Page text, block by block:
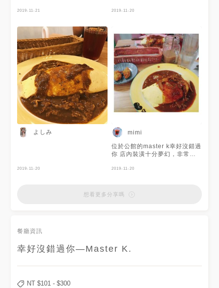
2019-11-21 2019-11-20
よしみ
2019-11-20
mimi
位於公館的master k幸好沒錯過
你 店內裝潢十分夢幻，非常粉
次的蛋包飯十分美味，是來自名
吸收到蛋皮的香氣以及醬料的美
禮拜六日:11:00~22:00 #電
2019-11-20
想看更多分享嗎
餐廳資訊
幸好沒錯過你—Master K.
NT $101 - $300